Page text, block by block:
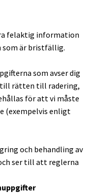
felaktig information
är bristfällig.
som avser dig
till rätten till radering,
för att vi måste
(exempelvis enligt
och behandling av
ser till att reglerna